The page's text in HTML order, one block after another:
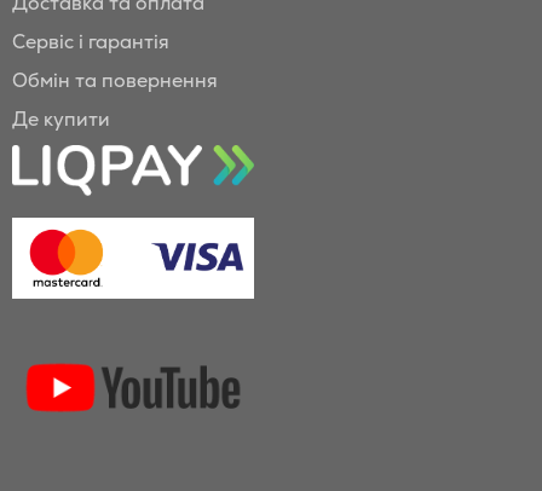
Сервіс і гарантія
Обмін та повернення
Де купити